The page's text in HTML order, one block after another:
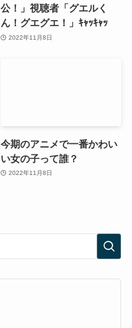
公！」視聴者「グエルく
ん！グエグエ！」ｷｬｯｷｬｯ
2022年11月8日
今期のアニメで一番かわい
い女の子って誰？
2022年11月8日